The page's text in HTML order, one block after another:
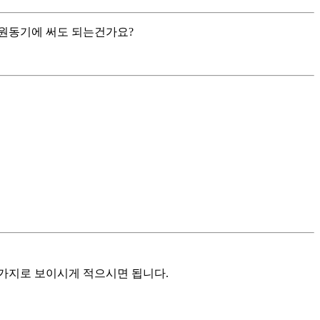
동기에 써도 되는건가요?
지로 보이시게 적으시면 됩니다.